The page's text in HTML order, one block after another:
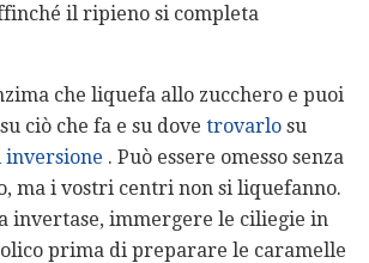
il ripieno si completa
che liquefa allo zucchero e puoi
ciò che fa e su dove trovarlo su
inversione . Può essere omesso senza
ma i vostri centri non si liquefanno.
invertase, immergere le ciliegie in
prima di preparare le caramelle